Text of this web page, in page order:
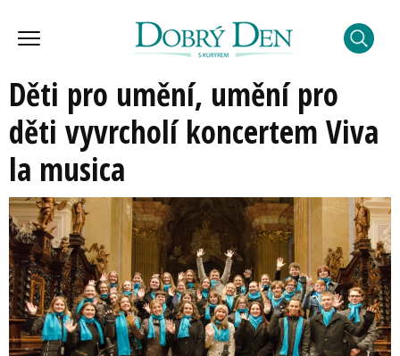
Děti pro umění, umění pro
děti vyvrcholí koncertem Viva
la musica